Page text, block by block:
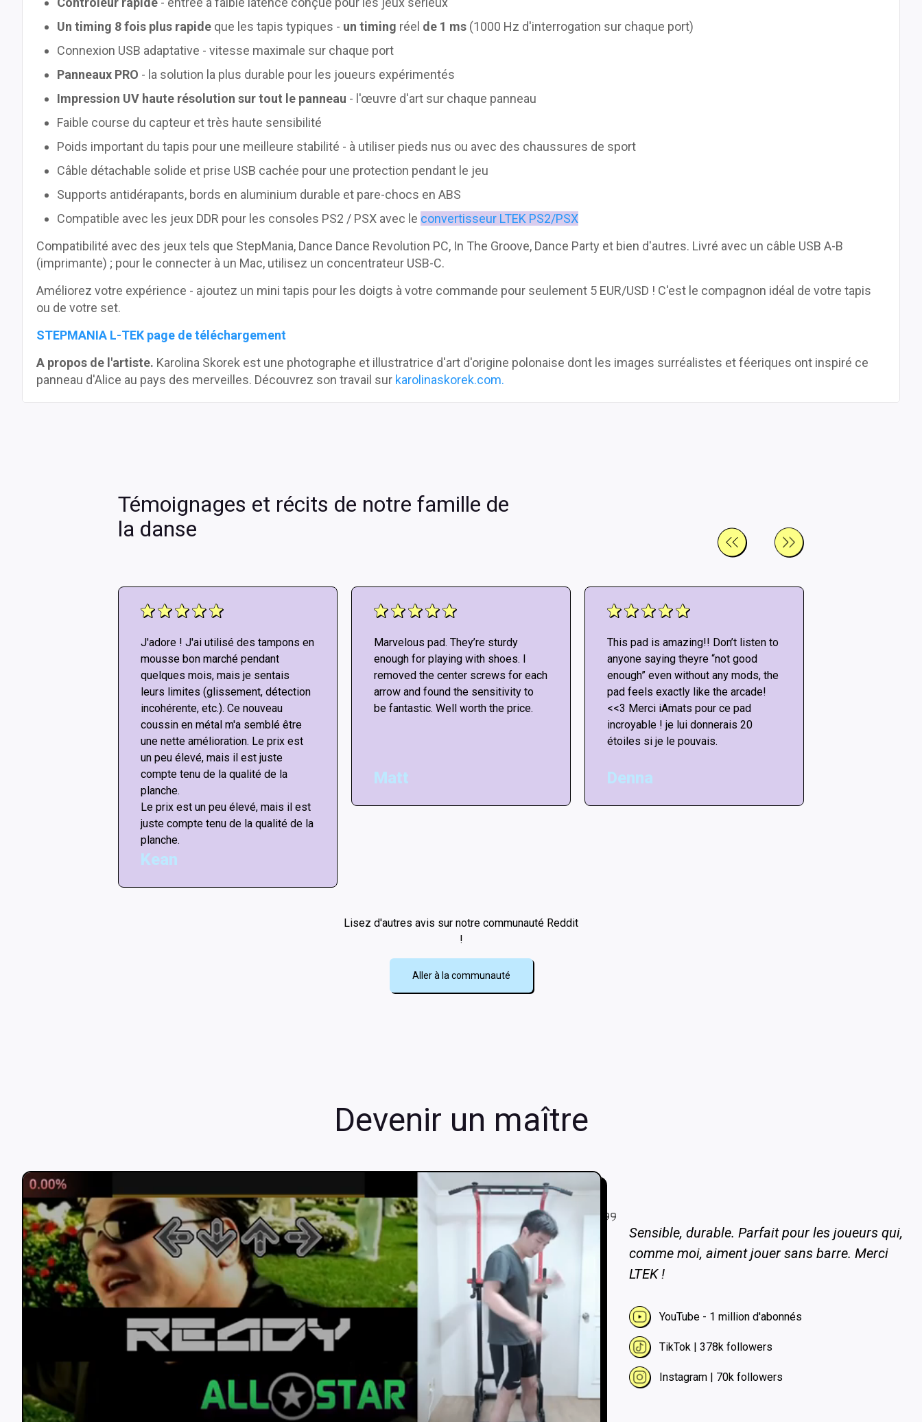
Un timing 8 fois plus rapide que les tapis typiques - un timing réel de 1 ms (1000 Hz d'interrogation sur chaque port)
Connexion USB adaptative - vitesse maximale sur chaque port
Panneaux PRO - la solution la plus durable pour les joueurs expérimentés
Impression UV haute résolution sur tout le panneau - l'œuvre d'art sur chaque panneau
Faible course du capteur et très haute sensibilité
Poids important du tapis pour une meilleure stabilité - à utiliser pieds nus ou avec des chaussures de sport
Câble détachable solide et prise USB cachée pour une protection pendant le jeu
Supports antidérapants, bords en aluminium durable et pare-chocs en ABS
Compatible avec les jeux DDR pour les consoles PS2 / PSX avec le convertisseur LTEK PS2/PSX
Compatibilité avec des jeux tels que StepMania, Dance Dance Revolution PC, In The Groove, Dance Party et bien d'autres. Livré avec un câble USB A-B
(imprimante) ; pour le connecter à un Mac, utilisez un concentrateur USB-C.
Améliorez votre expérience - ajoutez un mini tapis pour les doigts à votre commande pour seulement 5 EUR/USD ! C'est le compagnon idéal de votre tapis
ou de votre set.
STEPMANIA L-TEK page de téléchargement
A propos de l'artiste. Karolina Skorek est une photographe et illustratrice d'art d'origine polonaise dont les images surréalistes et féeriques ont inspiré ce
panneau d'Alice au pays des merveilles. Découvrez son travail sur karolinaskorek.com.
Témoignages et récits de notre famille de
la danse
J'adore ! J'ai utilisé des tampons en
mousse bon marché pendant
quelques mois, mais je sentais
leurs limites (glissement, détection
incohérente, etc.). Ce nouveau
coussin en métal m'a semblé être
une nette amélioration. Le prix est
un peu élevé, mais il est juste
compte tenu de la qualité de la
planche.
Le prix est un peu élevé, mais il est
juste compte tenu de la qualité de la
planche.
Kean
Marvelous pad. They’re sturdy
enough for playing with shoes. I
removed the center screws for each
arrow and found the sensitivity to
be fantastic. Well worth the price.
Matt
This pad is amazing!! Don’t listen to
anyone saying theyre “not good
enough” even without any mods, the
pad feels exactly like the arcade!
<<3 Merci iAmats pour ce pad
incroyable ! je lui donnerais 20
étoiles si je le pouvais.
Denna
Lisez d'autres avis sur notre communauté Reddit
!
Aller à la communauté
Devenir un maître
Sensible, durable. Parfait pour les joueurs qui,
comme moi, aiment jouer sans barre. Merci
LTEK !
YouTube - 1 million d'abonnés
TikTok | 378k followers
Instagram | 70k followers